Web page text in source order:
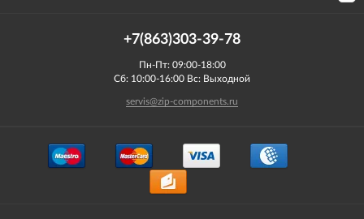
+7(863)303-39-78
Пн-Пт: 09:00-18:00
Сб: 10:00-16:00 Вс: Выходной
servis@zip-components.ru